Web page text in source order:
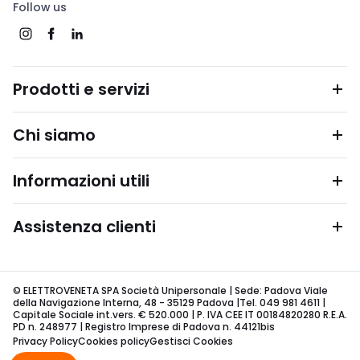
Follow us
Prodotti e servizi
Chi siamo
Informazioni utili
Assistenza clienti
© ELETTROVENETA SPA Società Unipersonale | Sede: Padova Viale
della Navigazione Interna, 48 - 35129 Padova |Tel. 049 981 4611 |
Capitale Sociale int.vers. € 520.000 | P. IVA CEE IT 00184820280 R.E.A.
PD n. 248977 | Registro Imprese di Padova n. 44121bis
Privacy PolicyCookies policyGestisci Cookies